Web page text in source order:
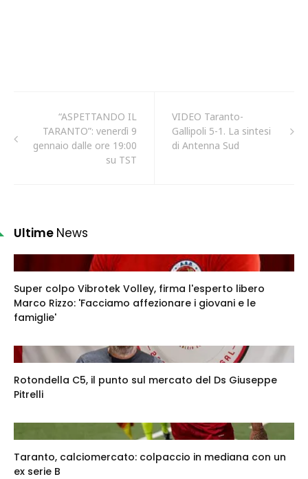
“ASPETTANDO IL
TARANTO”: venerdì 9
gennaio dalle ore 19:00
su TST
VIDEO Taranto-
Gallipoli 5-1. La sintesi
di Antenna Sud
Ultime News
Super colpo Vibrotek Volley, firma l'esperto libero
Marco Rizzo: 'Facciamo affezionare i giovani e le
famiglie'
Rotondella C5, il punto sul mercato del Ds Giuseppe
Pitrelli
Taranto, calciomercato: colpaccio in mediana con un
ex serie B